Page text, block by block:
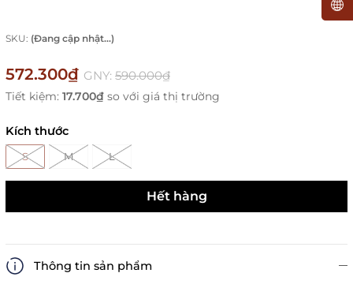
SKU: (Đang cập nhật...)
572.300₫ GNY: 590.000₫
Tiết kiệm: 17.700₫ so với giá thị trường
Kích thước
S M L
Hết hàng
Thông tin sản phẩm